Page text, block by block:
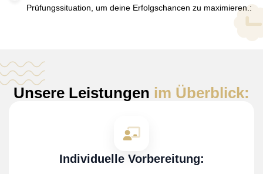
Prüfungssituation, um deine Erfolgschancen zu maximieren.:
Unsere Leistungen im Überblick:
Individuelle Vorbereitung: